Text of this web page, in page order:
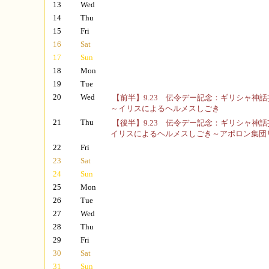
13
Wed
14
Thu
15
Fri
16
Sat
17
Sun
18
Mon
19
Tue
20
Wed
【前半】9.23 伝令デー記念：ギリシャ神話
～イリスによるヘルメスしごき
21
Thu
【後半】9.23 伝令デー記念：ギリシャ神話
イリスによるヘルメスしごき～アポロン集団
22
Fri
23
Sat
24
Sun
25
Mon
26
Tue
27
Wed
28
Thu
29
Fri
30
Sat
31
Sun